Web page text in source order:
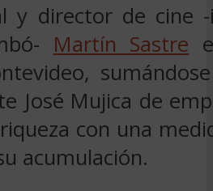
y director de cine
Martín Sastre
José Mujica de
con una
acumulación.